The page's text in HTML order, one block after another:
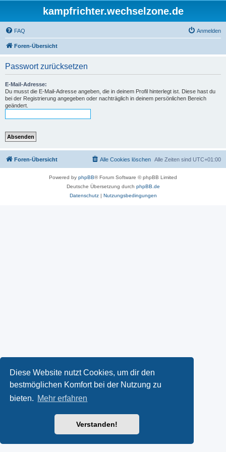
Diese Website nutzt Cookies, um dir den
bestmöglichen Komfort bei der Nutzung zu
bieten. Mehr erfahren
Verstanden!
kampfrichter.wechselzone.de
FAQ Anmelden
Foren-Übersicht
Passwort zurücksetzen
E-Mail-Adresse:
Du musst die E-Mail-Adresse angeben, die in deinem Profil hinterlegt ist. Diese hast du
bei der Registrierung angegeben oder nachträglich in deinem persönlichen Bereich
geändert.
Foren-Übersicht Alle Zeiten sind UTC+01:00
Alle Cookies löschen
Powered by phpBB® Forum Software © phpBB Limited
Deutsche Übersetzung durch phpBB.de
Datenschutz| Nutzungsbedingungen